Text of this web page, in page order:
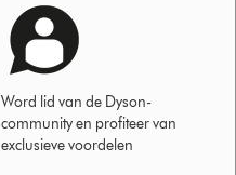
Word lid van de Dyson-
community en profiteer van
exclusieve voordelen